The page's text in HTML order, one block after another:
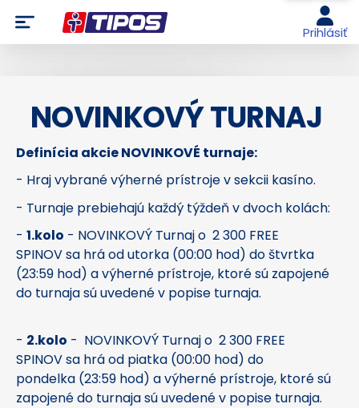
Prihlásiť
NOVINKOVÝ TURNAJ
Definícia akcie NOVINKOVÉ turnaje:
- Hraj vybrané výherné prístroje v sekcii kasíno.
- Turnaje prebiehajú každý týždeň v dvoch kolách:
- 1.kolo - NOVINKOVÝ Turnaj o 2 300 FREE
SPINOV sa hrá od utorka (00:00 hod) do štvrtka
(23:59 hod) a výherné prístroje, ktoré sú zapojené
do turnaja sú uvedené v popise turnaja.
- 2.kolo - NOVINKOVÝ Turnaj o 2 300 FREE
SPINOV sa hrá od piatka (00:00 hod) do
pondelka (23:59 hod) a výherné prístroje, ktoré sú
zapojené do turnaja sú uvedené v popise turnaja.